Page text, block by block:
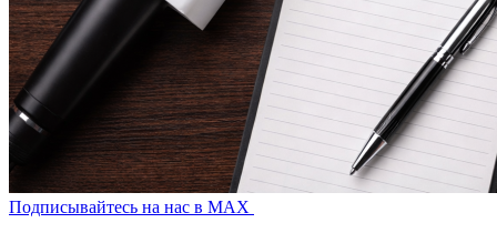
Подписывайтесь на нас в MAX